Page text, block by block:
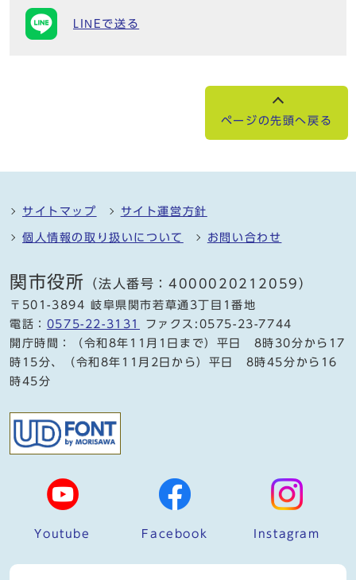
LINEで送る
ページの先頭へ戻る
サイトマップ サイト運営方針
個人情報の取り扱いについて お問い合わせ
関市役所 （法人番号：4000020212059）
〒501-3894 岐阜県関市若草通3丁目1番地
電話： 0575-22-3131
ファクス:0575-23-7744
開庁時間：（令和8年11月1日まで）平日 8時30分から17
時15分、（令和8年11月2日から）平日 8時45分から16
時45分
Youtube Facebook Instagram